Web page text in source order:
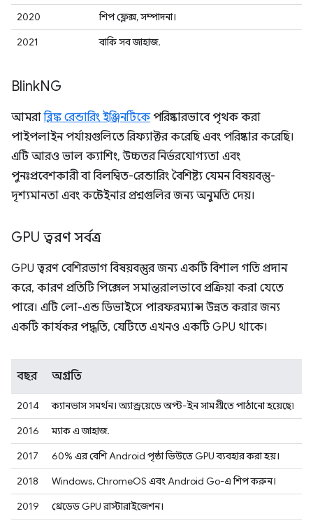
2020
শিপ ফ্লেক্স, সম্পাদনা।
2021
বাকি সব জাহাজ.
BlinkNG
আমরাব্লিঙ্ক রেন্ডারিং ইঞ্জিনটিকেপরিষ্কারভাবে পৃথক করা
পাইপলাইন পর্যায়গুলিতে রিফ্যাক্টর করেছি এবং পরিষ্কার করেছি।
এটি আরও ভাল ক্যাশিং, উচ্চতর নির্ভরযোগ্যতা এবং
পুনঃপ্রবেশকারী বা বিলম্বিত-রেন্ডারিং বৈশিষ্ট্য যেমন বিষয়বস্তু-
দৃশ্যমানতা এবং কন্টেইনার প্রশ্নগুলির জন্য অনুমতি দেয়।
GPU ত্বরণ সর্বত্র
GPU ত্বরণ বেশিরভাগ বিষয়বস্তুর জন্য একটি বিশাল গতি প্রদান
করে, কারণ প্রতিটি পিক্সেল সমান্তরালভাবে প্রক্রিয়া করা যেতে
পারে। এটি লো-এন্ড ডিভাইসে পারফরম্যান্স উন্নত করার জন্য
একটি কার্যকর পদ্ধতি, যেটিতে এখনও একটি GPU থাকে।
বছর অগ্রগতি
2014
ক্যানভাস সমর্থন। অ্যান্ড্রয়েডে অপ্ট-ইন সামগ্রীতে পাঠানো হয়েছে৷
2016
ম্যাক এ জাহাজ.
2017
60% এর বেশি Android পৃষ্ঠা ভিউতে GPU ব্যবহার করা হয়।
2018
Windows, ChromeOS এবং Android Go-এ শিপ করুন।
2019
থ্রেডেড GPU রাস্টারাইজেশন।